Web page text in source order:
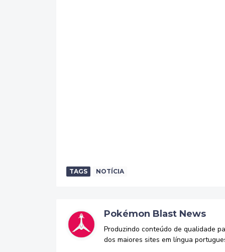
TAGS NOTÍCIA
Pokémon Blast News
Produzindo conteúdo de qualidade
dos maiores sites em língua